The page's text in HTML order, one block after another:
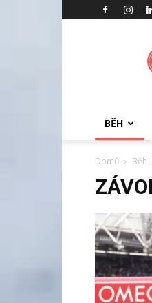
BĚH
Domů Běh